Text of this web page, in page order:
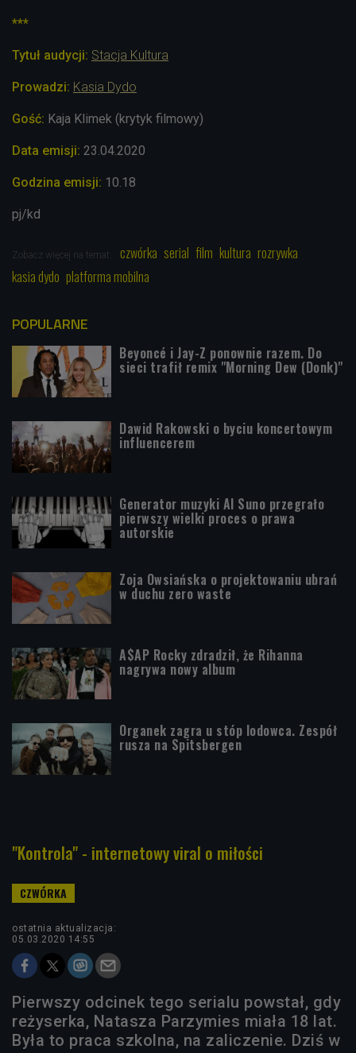
***
Tytuł audycji: Stacja Kultura
Prowadzi: Kasia Dydo
Gość: Kaja Klimek (krytyk filmowy)
Data emisji: 23.04 .2020
Godzina emisji: 10.18
pj/kd
Zobacz więcej na temat: czwórka serial film kultura rozrywka
kasia dydo platforma mobilna
POPULARNE
Beyoncé i Jay-Z ponownie razem. Do
sieci trafił remix "Morning Dew (Donk)"
Dawid Rakowski o byciu koncertowym
influencerem
Generator muzyki AI Suno przegrało
pierwszy wielki proces o prawa
autorskie
Zoja Owsiańska o projektowaniu ubrań
w duchu zero waste
A$AP Rocky zdradził, że Rihanna
nagrywa nowy album
Organek zagra u stóp lodowca. Zespół
rusza na Spitsbergen
"Kontrola" - internetowy viral o miłości
ostatnia aktualizacja:
05.03.2020 14:55
Pierwszy odcinek tego serialu powstał, gdy
reżyserka, Natasza Parzymies miała 18 lat.
Była to praca szkolna, na zaliczenie. Dziś w